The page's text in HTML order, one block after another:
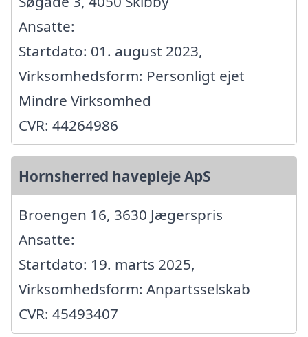
Ansatte:
Startdato: 01. august 2023,
Virksomhedsform: Personligt ejet
Mindre Virksomhed
CVR: 44264986
Hornsherred havepleje ApS
Broengen 16, 3630 Jægerspris
Ansatte:
Startdato: 19. marts 2025,
Virksomhedsform: Anpartsselskab
CVR: 45493407